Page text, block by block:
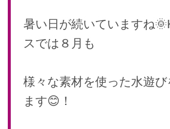
2024年 07月(22)
2024年 06月(20)
2024年 04月(21)
2024年 03月(20)
暑い日が続いていますね
スでは８月も
様々な素材を使った水遊
ます😊！